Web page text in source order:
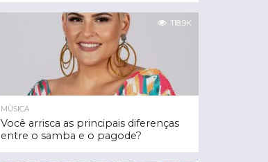
118.9K
MÚSICA
Você arrisca as principais diferenças
entre o samba e o pagode?